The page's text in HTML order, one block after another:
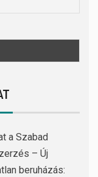
a Szabad
– Új
beruházás: